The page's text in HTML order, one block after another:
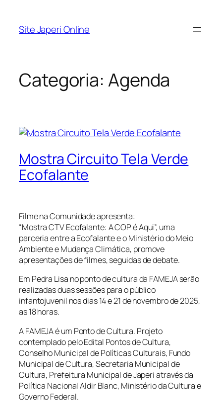
Site Japeri Online
Categoria: Agenda
Mostra Circuito Tela Verde
Ecofalante
Filme na Comunidade apresenta:
“Mostra CTV Ecofalante: A COP é Aqui”, uma
parceria entre a Ecofalante e o Ministério do Meio
Ambiente e Mudança Climática, promove
apresentações de filmes, seguidas de debate.
Em Pedra Lisa no ponto de cultura da FAMEJA serão
realizadas duas sessões para o público
infantojuvenil nos dias 14 e 21 de novembro de 2025,
as 18 horas.
A FAMEJA é um Ponto de Cultura. Projeto
contemplado pelo Edital Pontos de Cultura,
Conselho Municipal de Políticas Culturais, Fundo
Municipal de Cultura, Secretaria Municipal de
Cultura, Prefeitura Municipal de Japeri através da
Política Nacional Aldir Blanc, Ministério da Cultura e
Governo Federal.